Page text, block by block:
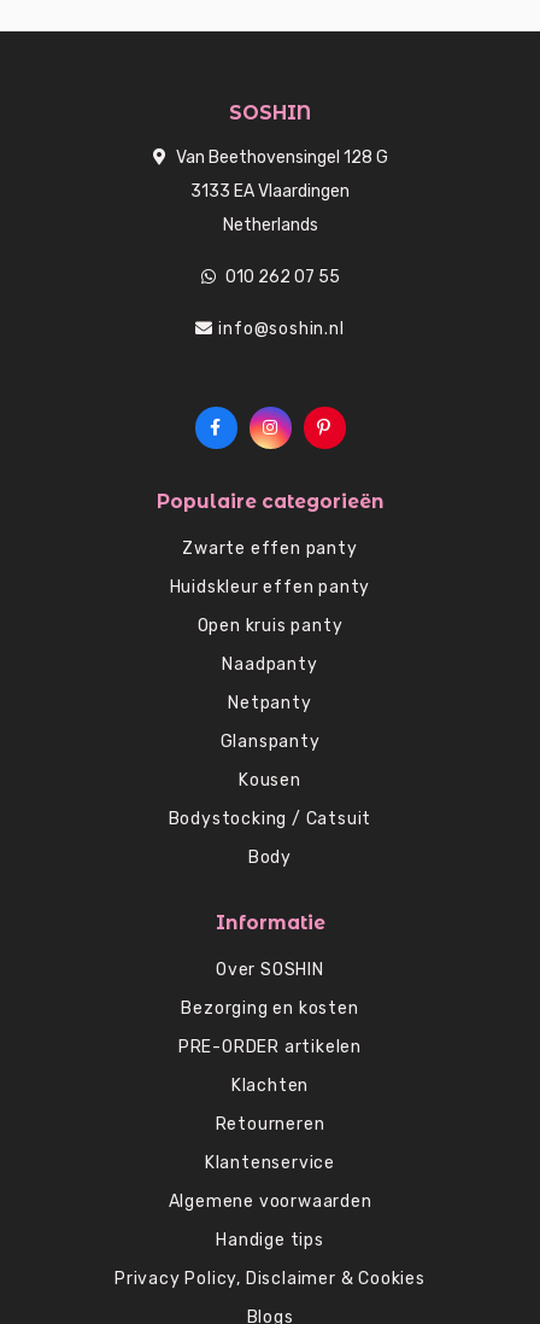
SOSHIN
Van Beethovensingel 128 G
3133 EA Vlaardingen
Netherlands
010 262 07 55
info@soshin.nl
Populaire categorieën
Zwarte effen panty
Huidskleur effen panty
Open kruis panty
Naadpanty
Netpanty
Glanspanty
Kousen
Bodystocking / Catsuit
Body
Informatie
Over SOSHIN
Bezorging en kosten
PRE-ORDER artikelen
Klachten
Retourneren
Klantenservice
Algemene voorwaarden
Handige tips
Privacy Policy, Disclaimer & Cookies
Blogs